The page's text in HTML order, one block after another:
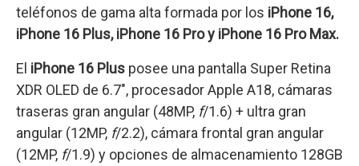
teléfonos de gama alta formada por los iPhone 16,
iPhone 16 Plus, iPhone 16 Pro y iPhone 16 Pro Max.
El iPhone 16 Plus posee una pantalla Super Retina
XDR OLED de 6.7″, procesador Apple A18, cámaras
traseras gran angular (48MP, f/1.6) + ultra gran
angular (12MP, f/2.2), cámara frontal gran angular
(12MP, f/1.9) y opciones de almacenamiento 128GB